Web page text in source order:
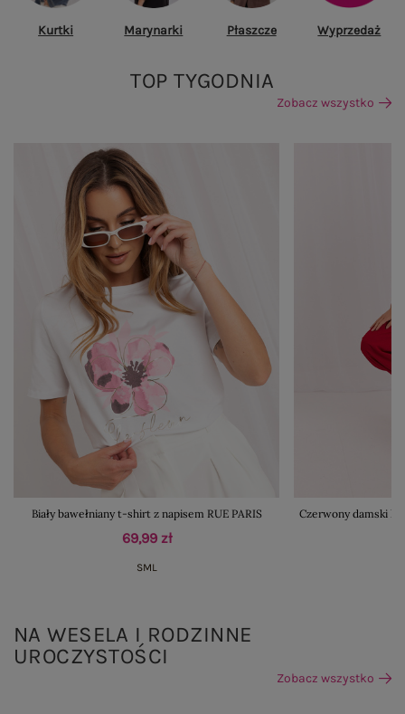
Kurtki Marynarki Płaszcze Wyprzedaż
TOP TYGODNIA
Zobacz wszystko
Biały bawełniany t-shirt z napisem RUE PARIS
69,99 zł
SML
Czerwony damski
NA WESELA I RODZINNE
UROCZYSTOŚCI
Zobacz wszystko